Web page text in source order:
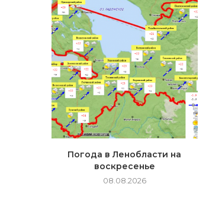
Погода в Ленобласти на
воскресенье
08.08.2026